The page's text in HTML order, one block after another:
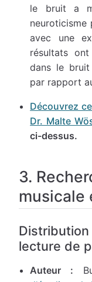
le bruit a
neuroticisme
avec une
résultats
dans le
par rapport
Découvrez
Dr. Malte
ci-dessus.
3.
musicale
lecture de
Auteur :